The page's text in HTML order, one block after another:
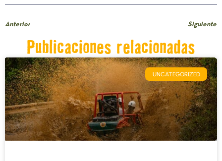
Anterior Siguiente
Publicaciones relacionadas
UNCATEGORIZED